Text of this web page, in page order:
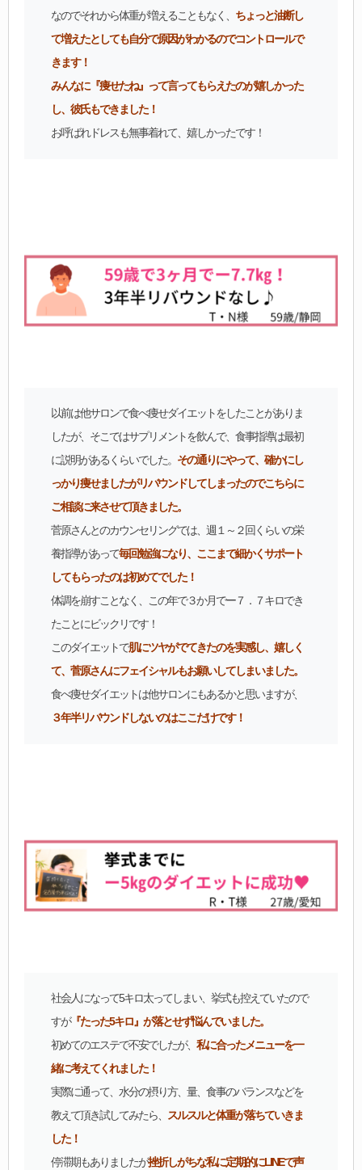
なのでそれから体重が増えることもなく、 ちょっと油断し
て増えたとしても自分で原因がわかるのでコントロールで
きます！
みんなに『痩せたね』って言ってもらえたのが嬉しかった
し、彼氏もできました！
お呼ばれドレスも無事着れて、嬉しかったです！
以前は他サロンで食べ痩せダイエットをしたことがありま
したが、そこではサプリメントを飲んで、食事指導は最初
に説明があるくらいでした。 その通りにやって、確かにし
っかり痩せましたがリバウンドしてしまったのでこちらに
ご相談に来させて頂きました。
菅原さんとのカウンセリングでは、週１～２回くらいの栄
養指導があって毎回勉強になり、ここまで細かくサポート
してもらったのは初めてでした！
体調を崩すことなく、この年で３か月でー７．７キロでき
たことにビックリです！
このダイエットで肌にツヤがでてきたのを実感し、嬉しく
て、菅原さんにフェイシャルもお願いしてしまいました。
食べ痩せダイエットは他サロンにもあるかと思いますが、
３年半リバウンドしないのはここだけです！
社会人になって5キロ太ってしまい、挙式も控えていたので
すが『たった5キロ』が落とせず悩んでいました。
初めてのエステで不安でしたが、私に合ったメニューを一
緒に考えてくれました！
実際に通って、水分の摂り方、量、食事のバランスなどを
教えて頂き試してみたら、 スルスルと体重が落ちていきま
した！
停滞期もありましたが挫折しがちな私に定期的にLINEで声